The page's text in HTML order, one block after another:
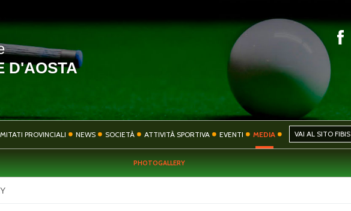
COMITATO
SOCIETÀ ATTIVITÀ SPORTIVA
D'AOSTA
PROVINCIALI NEWS SOCIETÀ ATTIVITÀ SPORTIVA EVENTI MEDIA VAI AL SITO FIBIS
PHOTOGALLERY